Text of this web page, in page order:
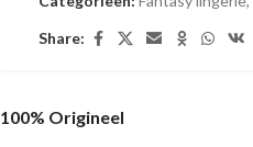
Share:
100% Origineel